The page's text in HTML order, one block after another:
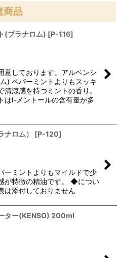
商品
(プラナロム) [P-116]
しております。アルベンシ
) ペパーミントよりもスッキ
清涼感を持つミントの香り。
はl-メントールの含有量が多
ナロム） [P-120]
ミントよりもマイルドで少
が特徴の精油です。 ◆につい
添付しておりません
ター(KENSO) 200ml